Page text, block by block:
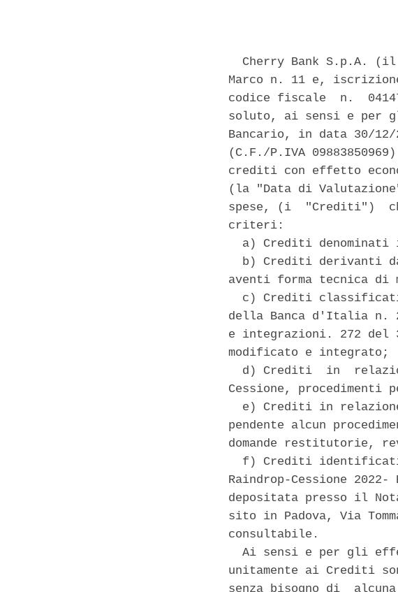
Cherry Bank S.p.A.
Marco n. 11 e,
codice fiscale  n.
soluto, ai sensi e per
Bancario, in data 30/
(C.F./P.IVA
crediti con effetto
(la "Data di
spese, (i  "Crediti")
criteri:
a) Crediti denominati
b) Crediti derivanti
aventi forma tecnica di
c) Crediti
della Banca d'Italia n.
e integrazioni. 272
modificato e integrato;
d) Crediti  in
Cessione, procedimenti
e) Crediti in
pendente alcun
domande restitutorie,
f) Crediti
Raindrop-Cessione
depositata presso il
sito in Padova, Via
consultabile.
Ai sensi e per gli
unitamente ai Crediti
senza bisogno di